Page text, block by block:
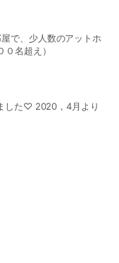
で、少人数のアットホ
名超え）
した♡ 2020，4月より